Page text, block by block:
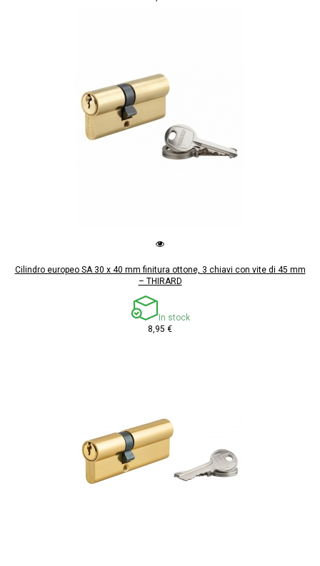
Cilindro europeo SA 30 x 40 mm finitura ottone, 3 chiavi con vite di 45 mm
– THIRARD
In stock
8,95 €